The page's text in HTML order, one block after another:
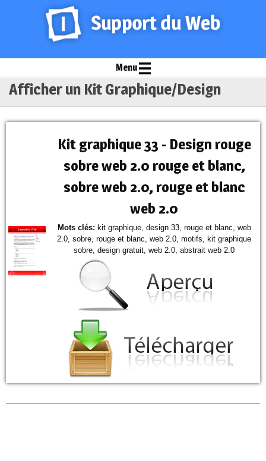
Menu
Afficher un Kit Graphique/Design
Kit graphique 33 - Design rouge
sobre web 2.0 rouge et blanc,
sobre web 2.0, rouge et blanc
web 2.0
Mots clés: kit graphique, design 33, rouge et blanc, web
2.0, sobre, rouge et blanc, web 2.0, motifs, kit graphique
sobre, design gratuit, web 2.0, abstrait web 2.0